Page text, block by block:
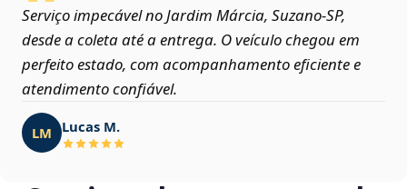
Serviço impecável no Jardim Márcia, Suzano‑SP,
desde a coleta até a entrega. O veículo chegou em
perfeito estado, com acompanhamento eficiente e
atendimento confiável.
LM Lucas M.